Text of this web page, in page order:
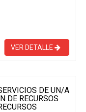
VER DETALLE
DE UN/A
DE RECURSOS